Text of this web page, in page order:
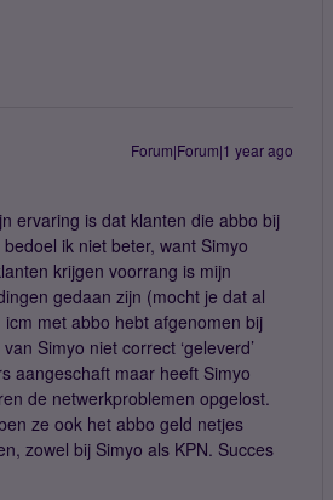
Forum|Forum|1 year ago
ervaring is dat klanten die abbo bij
ik niet beter, want Simyo
krijgen voorrang is mijn
gedaan zijn (mocht je dat al
met abbo hebt afgenomen bij
Simyo niet correct ‘geleverd’
aangeschaft maar heeft Simyo
de netwerkproblemen opgelost.
ze ook het abbo geld netjes
zowel bij Simyo als KPN. Succes